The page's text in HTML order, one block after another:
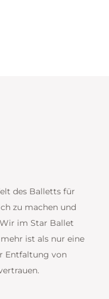
des Balletts für
zu machen und
im Star Ballet
ist als nur eine
Entfaltung von